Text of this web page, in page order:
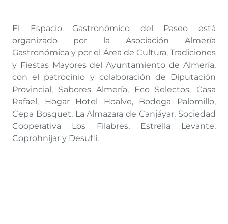
El Espacio Gastronómico del Paseo está
organizado por la Asociación Almería
Gastronómica y por el Área de Cultura, Tradiciones
y Fiestas Mayores del Ayuntamiento de Almería,
con el patrocinio y colaboración de Diputación
Provincial, Sabores Almería, Eco Selectos, Casa
Rafael, Hogar Hotel Hoalve, Bodega Palomillo,
Cepa Bosquet, La Almazara de Canjáyar, Sociedad
Cooperativa Los Filabres, Estrella Levante,
Coprohníjar y Desuflí.